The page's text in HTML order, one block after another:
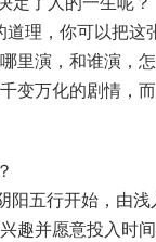
道理，你可以把
里演，和谁演，
变万化的剧情，
阳五行开始，由
趣并愿意投入时